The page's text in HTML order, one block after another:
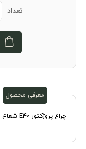
تعداد
معرفی محصول
چراغ پروژکتور E40 شعاع بخار سدیم کد 2110